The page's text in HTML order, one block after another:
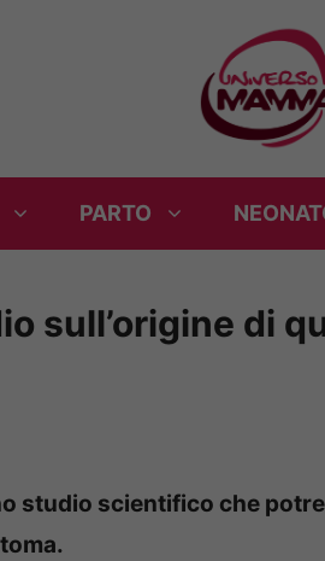
PARTO
sull’origine di
studio scientifico che